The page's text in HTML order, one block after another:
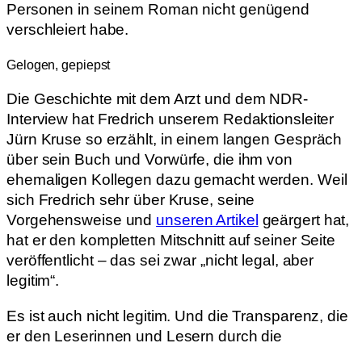
Personen in seinem Roman nicht genügend
verschleiert habe.
Gelogen, gepiepst
Die Geschichte mit dem Arzt und dem NDR-
Interview hat Fredrich unserem Redaktionsleiter
Jürn Kruse so erzählt, in einem langen Gespräch
über sein Buch und Vorwürfe, die ihm von
ehemaligen Kollegen dazu gemacht werden. Weil
sich Fredrich sehr über Kruse, seine
Vorgehensweise und unseren Artikel geärgert hat,
hat er den kompletten Mitschnitt auf seiner Seite
veröffentlicht – das sei zwar „nicht legal, aber
legitim“.
Es ist auch nicht legitim. Und die Transparenz, die
er den Leserinnen und Lesern durch die